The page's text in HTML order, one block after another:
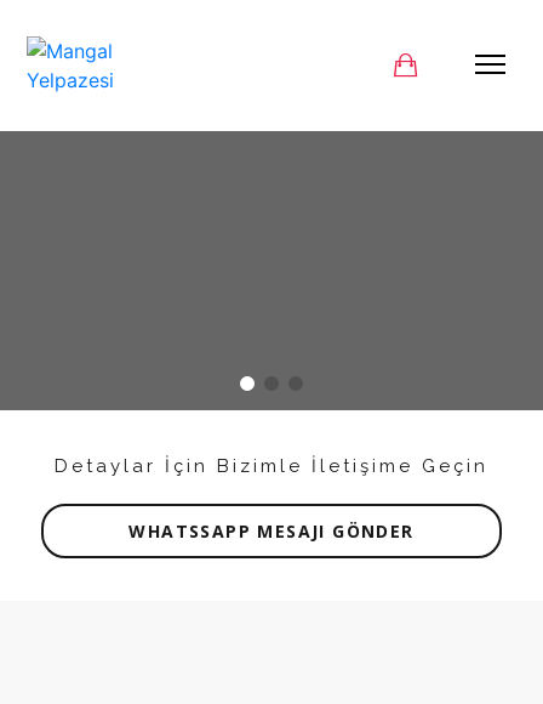
Detaylar İçin Bizimle İletişime Geçin
WHATSSAPP MESAJI GÖNDER